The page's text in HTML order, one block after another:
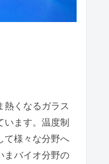
熱くなるガラス
います。温度制
て様々な分野へ
まバイオ分野の